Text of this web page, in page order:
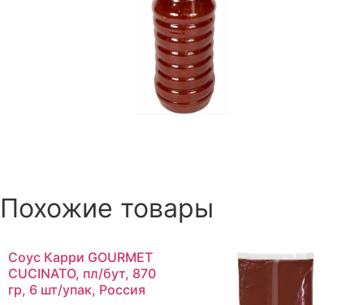
Похожие товары
Соус Карри GOURMET
CUCINATO, пл/бут, 870
гр, 6 шт/упак, Россия